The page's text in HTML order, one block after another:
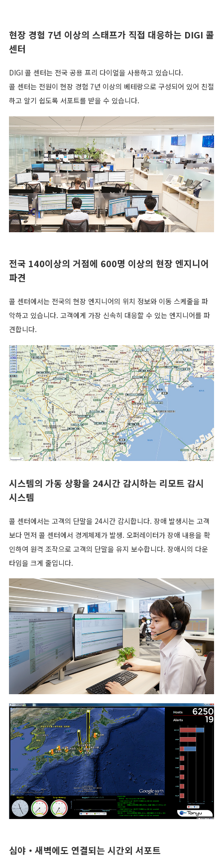
현장 경험 7년 이상의 스태프가 직접 대응하는 DIGI 콜
센터
DIGI 콜 센터는 전국 공용 프리 다이얼을 사용하고 있습니다.
콜 센터는 전원이 현장 경험 7년 이상의 베테랑으로 구성되어 있어 친절
하고 알기 쉽도록 서포트를 받을 수 있습니다.
전국 140이상의 거점에 600명 이상의 현장 엔지니어
파견
콜 센터에서는 전국의 현장 엔지니어의 위치 정보와 이동 스케줄을 파
악하고 있습니다. 고객에게 가장 신속히 대응할 수 있는 엔지니어를 파
견합니다.
시스템의 가동 상황을 24시간 감시하는 리모트 감시
시스템
콜 센터에서는 고객의 단말을 24시간 감시합니다. 장애 발생시는 고객
보다 먼저 콜 센터에서 경계체제가 발생. 오퍼레이터가 장애 내용을 확
인하여 원격 조작으로 고객의 단말을 유지 보수합니다. 장애시의 다운
타임을 크게 줄입니다.
심야・새벽에도 연결되는 시간외 서포트